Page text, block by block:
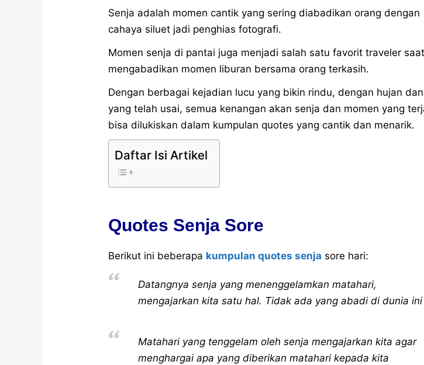
Senja adalah momen cantik yang sering diabadikan orang dengan
cahaya siluet jadi penghias fotografi.
Momen senja di pantai juga menjadi salah satu favorit traveler saat
mengabadikan momen liburan bersama orang terkasih.
Dengan berbagai kejadian lucu yang bikin rindu, dengan hujan
yang telah usai, semua kenangan akan senja dan momen yang
bisa dilukiskan dalam kumpulan quotes yang cantik dan menarik.
Daftar Isi Artikel
Quotes Senja Sore
Berikut ini beberapa kumpulan quotes senja sore hari:
Datangnya senja yang menenggelamkan matahari,
mengajarkan kita satu hal. Tidak ada yang abadi di dunia ini
Matahari yang tenggelam oleh senja mengajarkan kita agar
menghargai apa yang diberikan matahari kepada kita